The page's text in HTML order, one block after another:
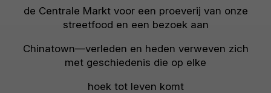
de Centrale Markt voor een proeverij van onze
streetfood en een bezoek aan
Chinatown—verleden en heden verweven zich
met geschiedenis die op elke
hoek tot leven komt